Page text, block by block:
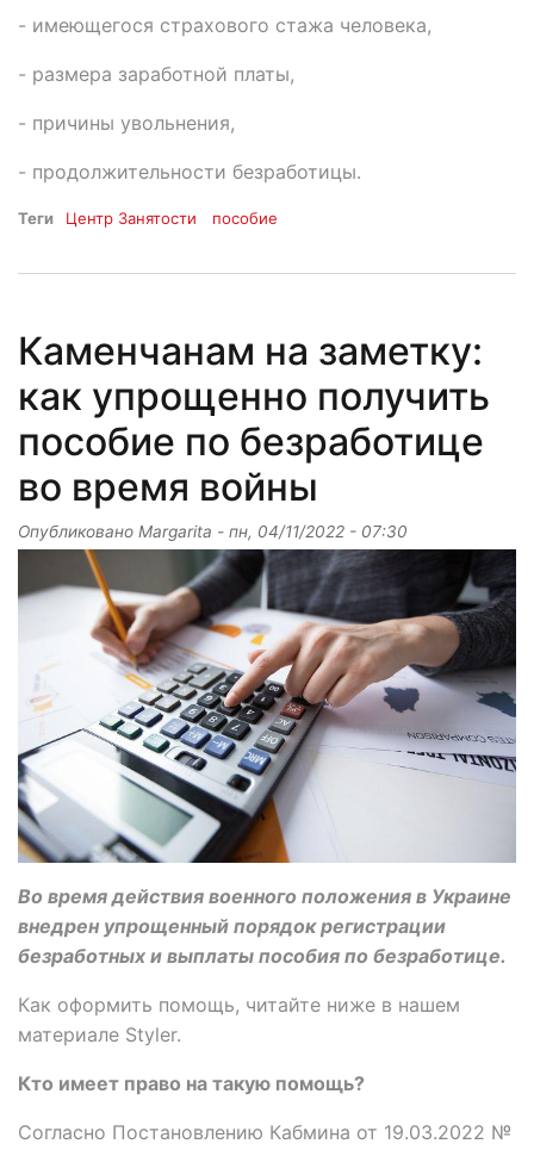
- имеющегося страхового стажа человека,
- размера заработной платы,
- причины увольнения,
- продолжительности безработицы.
Теги Центр Занятости пособие
Каменчанам на заметку:
как упрощенно получить
пособие по безработице
во время войны
Опубликовано Margarita - пн, 04/11/2022 - 07:30
Во время действия военного положения в Украине
внедрен упрощенный порядок регистрации
безработных и выплаты пособия по безработице.
Как оформить помощь, читайте ниже в нашем
материале Styler.
Кто имеет право на такую помощь?
Согласно Постановлению Кабмина от 19.03.2022 №